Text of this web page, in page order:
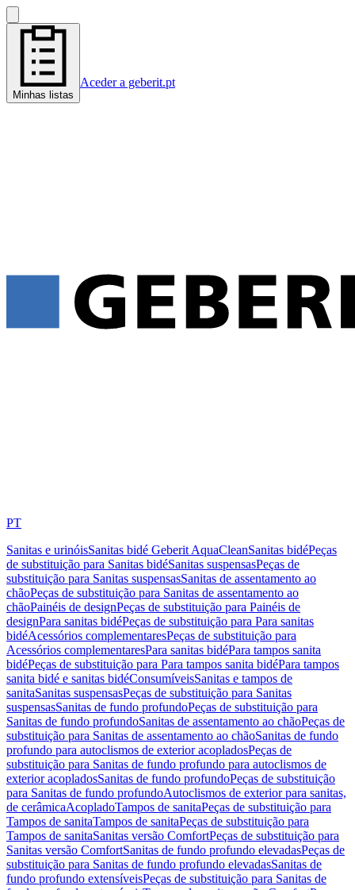
Minhas listas
Aceder a geberit.pt
PT
Sanitas e urinóisSanitas bidé Geberit AquaCleanSanitas bidéPeças
de substituição para Sanitas bidéSanitas suspensasPeças de
substituição para Sanitas suspensasSanitas de assentamento ao
chãoPeças de substituição para Sanitas de assentamento ao
chãoPainéis de designPeças de substituição para Painéis de
designPara sanitas bidéPeças de substituição para Para sanitas
bidéAcessórios complementaresPeças de substituição para
Acessórios complementaresPara sanitas bidéPara tampos sanita
bidéPeças de substituição para Para tampos sanita bidéPara tampos
sanita bidé e sanitas bidéConsumíveisSanitas e tampos de
sanitaSanitas suspensasPeças de substituição para Sanitas
suspensasSanitas de fundo profundoPeças de substituição para
Sanitas de fundo profundoSanitas de assentamento ao chãoPeças de
substituição para Sanitas de assentamento ao chãoSanitas de fundo
profundo para autoclismos de exterior acopladosPeças de
substituição para Sanitas de fundo profundo para autoclismos de
exterior acopladosSanitas de fundo profundoPeças de substituição
para Sanitas de fundo profundoAutoclismos de exterior para sanitas,
de cerâmicaAcopladoTampos de sanitaPeças de substituição para
Tampos de sanitaTampos de sanitaPeças de substituição para
Tampos de sanitaSanitas versão ComfortPeças de substituição para
Sanitas versão ComfortSanitas de fundo profundo elevadasPeças de
substituição para Sanitas de fundo profundo elevadasSanitas de
fundo profundo extensíveisPeças de substituição para Sanitas de